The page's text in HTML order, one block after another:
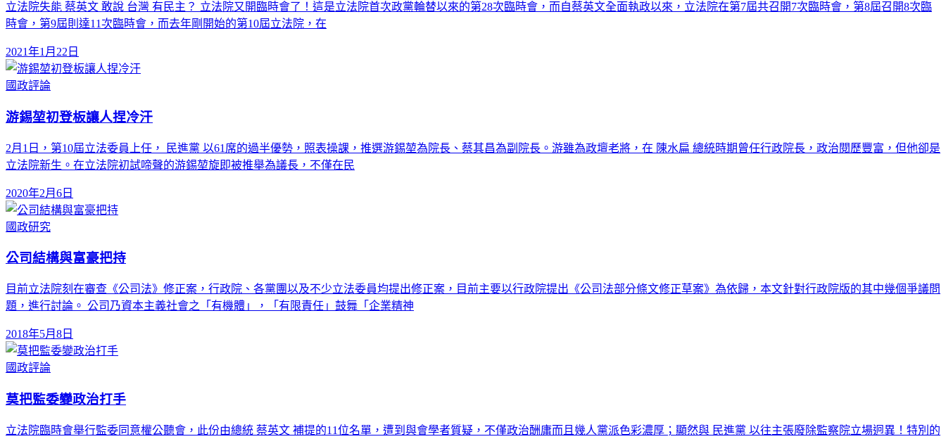
立法院失能 蔡英文 敢說 台灣 有民主？ 立法院又開臨時會了！這是立法院首次政黨輪替以來的第28次臨時會，而自蔡英文全面執政以來，立法院在第7屆共召開7次臨時會，第8屆召開8次臨
時會，第9屆則達11次臨時會，而去年剛開始的第10屆立法院，在
2021年1月22日
國政評論
游錫堃初登板讓人捏冷汗
2月1日，第10屆立法委員上任， 民進黨 以61席的過半優勢，照表操課，推選游錫堃為院長、蔡其昌為副院長。游雖為政壇老將，在 陳水扁 總統時期曾任行政院長，政治閱歷豐富，但他卻是
立法院新生。在立法院初試啼聲的游錫堃旋即被推舉為議長，不僅在民
2020年2月6日
國政研究
公司結構與富豪把持
目前立法院刻在審查《公司法》修正案，行政院、各黨團以及不少立法委員均提出修正案，目前主要以行政院提出《公司法部分條文修正草案》為依歸，本文針對行政院版的其中幾個爭議問
題，進行討論。 公司乃資本主義社會之「有機體」，「有限責任」鼓舞「企業精神
2018年5月8日
國政評論
莫把監委變政治打手
立法院臨時會舉行監委同意權公聽會，此份由總統 蔡英文 補提的11位名單，遭到與會學者質疑，不僅政治酬庸而且幾人黨派色彩濃厚；顯然與 民進黨 以往主張廢除監察院立場迥異！特別的